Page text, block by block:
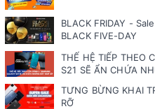
BLACK FRIDAY -
BLACK FIVE-DAY
THẾ HỆ TIẾP THEO
S21 SẼ ẨN CHỨA
TƯNG BỪNG KHAI
RỠ